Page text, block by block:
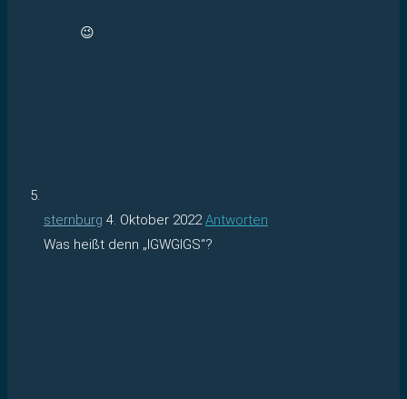
😉
sternburg 4. Oktober 2022 Antworten
Was heißt denn „IGWGIGS“?